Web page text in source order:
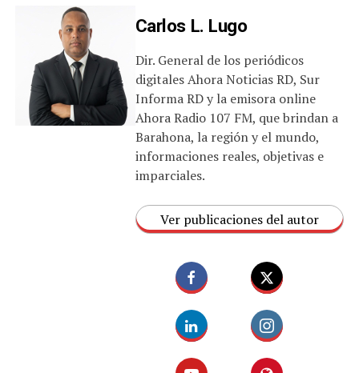
Carlos L. Lugo
Dir. General de los periódicos
digitales Ahora Noticias RD, Sur
Informa RD y la emisora online
Ahora Radio 107 FM, que brindan a
Barahona, la región y el mundo,
informaciones reales, objetivas e
imparciales.
Ver publicaciones del autor